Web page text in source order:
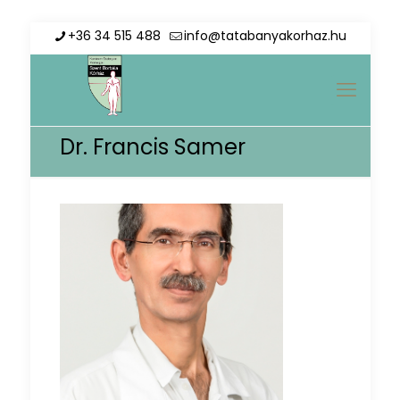
+36 34 515 488 info@tatabanyakorhaz.hu
Dr. Francis Samer